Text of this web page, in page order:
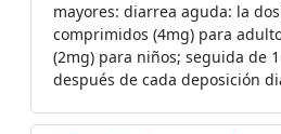
mayores: diarrea aguda: la
comprimidos (4mg) para
(2mg) para niños; seguida de
después de cada deposición